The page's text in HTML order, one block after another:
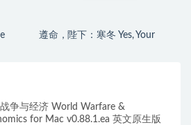
遵命，陛下：寒冬 Yes, Your
争与经济 World Warfare &
for Mac v0.88.1.ea 英文原生版